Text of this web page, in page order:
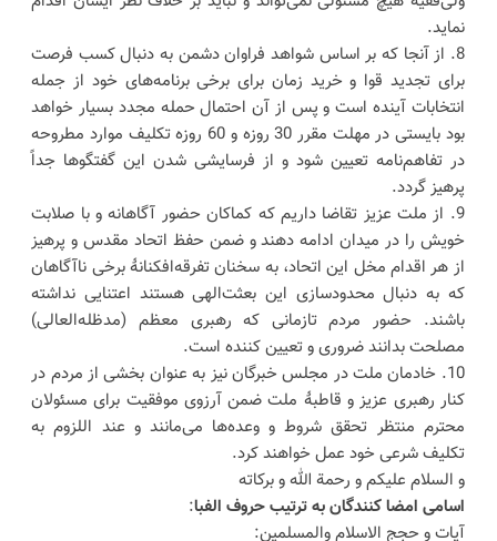
نماید.
8. از آنجا که بر اساس شواهد فراوان دشمن به دنبال کسب فرصت
برای تجدید قوا و خرید زمان برای برخی برنامه‌های خود از جمله
انتخابات آینده است و پس از آن احتمال حمله مجدد بسیار خواهد
بود بایستی در مهلت مقرر 30 روزه و 60 روزه تکلیف موارد مطروحه
در تفاهم‌نامه تعیین شود و از فرسایشی شدن این گفتگوها جداً
پرهیز گردد.
9. از ملت عزیز تقاضا داریم که کماکان حضور آگاهانه و با صلابت
خویش را در میدان ادامه دهند و ضمن حفظ اتحاد مقدس و پرهیز
از هر اقدام مخل این اتحاد، به سخنان تفرقه‌افکنانۀ برخی ناآگاهان
که به دنبال محدودسازی این بعثت‌الهی هستند اعتنایی نداشته
باشند. حضور مردم تازمانی که رهبری معظم (مدظله‌العالی)
مصلحت بدانند ضروری و تعیین کننده است.
10. خادمان ملت در مجلس خبرگان نیز به عنوان بخشی از مردم در
کنار رهبری عزیز و قاطبۀ ملت ضمن آرزوی موفقیت برای مسئولان
محترم منتظر تحقق شروط و وعده‌ها می‌مانند و عند اللزوم به
تکلیف شرعی خود عمل خواهند کرد.
و السلام علیکم و رحمة الله و برکاته
اسامی امضا کنندگان به ترتیب حروف الفبا:
آیات و حجج الاسلام والمسلمین: